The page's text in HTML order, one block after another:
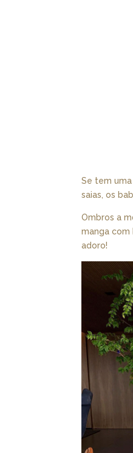
Se tem
saias, os
Ombros a
manga com
adoro!